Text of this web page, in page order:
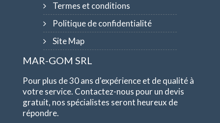
Termes et conditions
Politique de confidentialité
Site Map
MAR-GOM SRL
Pour plus de 30 ans d'expérience et de qualité à
votre service. Contactez-nous pour un devis
gratuit, nos spécialistes seront heureux de
répondre.